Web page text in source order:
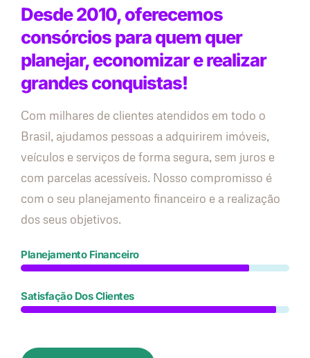
Desde 2010, oferecemos
consórcios para quem quer
planejar, economizar e realizar
grandes conquistas!
Com milhares de clientes atendidos em todo o
Brasil, ajudamos pessoas a adquirirem imóveis,
veículos e serviços de forma segura, sem juros e
com parcelas acessíveis. Nosso compromisso é
com o seu planejamento financeiro e a realização
dos seus objetivos.
Planejamento Financeiro
Satisfação Dos Clientes